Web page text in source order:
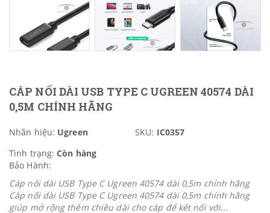
CÁP NỐI DÀI USB TYPE C UGREEN 40574 DÀI
0,5M CHÍNH HÃNG
Nhãn hiệu: Ugreen SKU: IC0357
Tình trạng: Còn hàng
Bảo Hành:
Cáp nối dài USB Type C Ugreen 40574 dài 0,5m chính hãng
Cáp nối dài USB Type C Ugreen 40574 dài 0,5m chính hãng
giúp mở rộng thêm chiều dài cho cáp để kết nối với...